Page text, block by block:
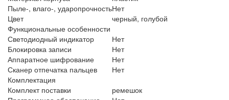
Пыле-, влаго-, ударопрочностьНет
Цвет
черный, голубой
Функциональные особенности
Светодиодный индикатор
Нет
Блокировка записи
Нет
Аппаратное шифрование
Нет
Сканер отпечатка пальцев
Нет
Комплектация
Комплект поставки
ремешок